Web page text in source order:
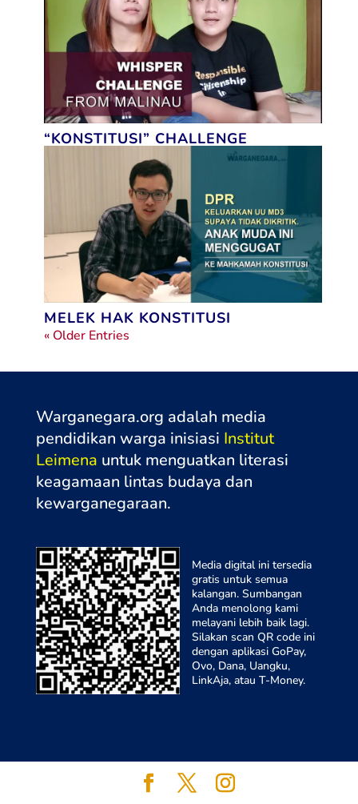
“KONSTITUSI” CHALLENGE
MELEK HAK KONSTITUSI
« Older Entries
Warganegara.org adalah media
pendidikan warga inisiasi Institut
Leimena untuk menguatkan literasi
keagamaan lintas budaya dan
kewarganegaraan.
Media digital ini tersedia
gratis untuk semua
kalangan. Sumbangan
Anda menolong kami
melayani lebih baik lagi.
Silakan scan QR code ini
dengan aplikasi GoPay,
Ovo, Dana, Uangku,
LinkAja, atau T-Money.